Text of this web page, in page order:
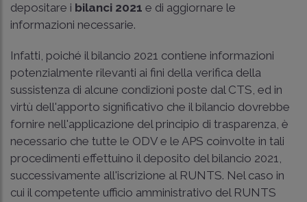
depositare i bilanci 2021 e di aggiornare le
informazioni necessarie.
Infatti, poiché il bilancio 2021 contiene informazioni
potenzialmente rilevanti ai fini della verifica della
sussistenza di alcune condizioni poste dal CTS, ed in
virtù dell'apporto significativo che il bilancio dovrebbe
fornire nell'applicazione del principio di trasparenza, è
necessario che tutte le ODV e le APS coinvolte in tali
procedimenti effettuino il deposito del bilancio 2021,
successivamente all'iscrizione al RUNTS. Nel caso in
cui il competente ufficio amministrativo del RUNTS